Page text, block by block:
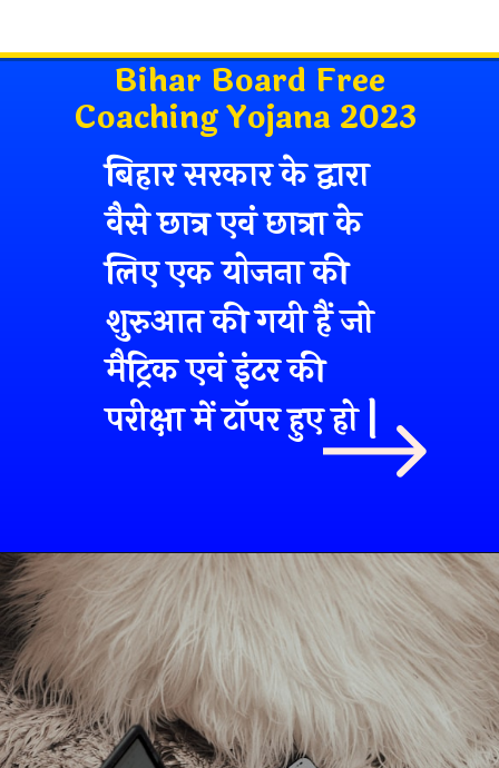
Bihar Board Free
Coaching Yojana 2023
बिहार सरकार के द्वारा
वैसे छात्र एवं छात्रा के
लिए एक योजना की
शुरुआत की गयी हैं जो
मैट्रिक एवं इंटर की
परीक्षा में टॉपर हुए हो |